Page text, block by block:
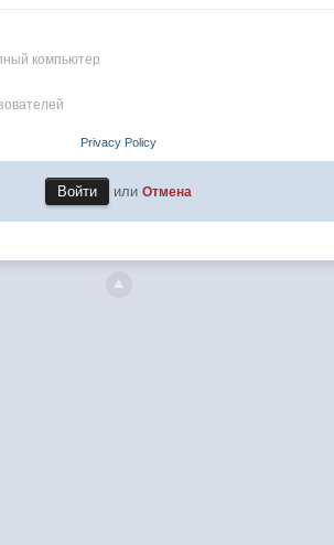
компьютер
Privacy Policy
илиОтмена